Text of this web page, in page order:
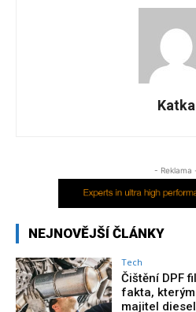
Katka
- Reklama
NEJNOVĚJŠÍ ČLÁNKY
Tech
Čištění DPF
fakta,
majitel